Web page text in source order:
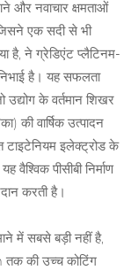
और नवाचार क्षमताओं
जिसने एक सदी से भी
है, ने ग्रेडिएंट प्लैटिनम-
है। यह सफलता
उद्योग के वर्तमान शिखर
की वार्षिक उत्पादन
टाइटेनियम इलेक्ट्रोड के
पीसीबी निर्माण
करती है।
में सबसे बड़ी नहीं है,
तक की उच्च कोटिंग